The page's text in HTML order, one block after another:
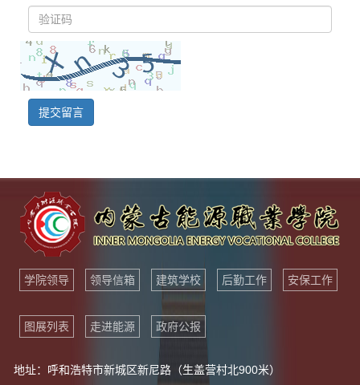
提交留言
学院领导 领导信箱 建筑学校 后勤工作 安保工作
图展列表 走进能源 政府公报
地址：呼和浩特市新城区新尼路（生盖营村北900米）